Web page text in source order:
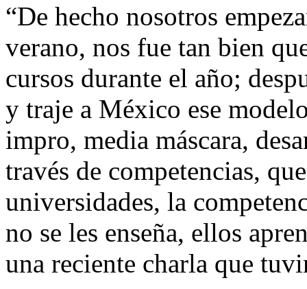
“De hecho nosotros
verano, nos fue tan bien
cursos durante el año;
y traje a México ese
impro, media máscara,
través de competencias,
universidades, la
no se les enseña, ellos
una reciente charla que